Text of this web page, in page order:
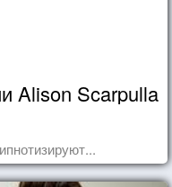
Alison Scarpulla